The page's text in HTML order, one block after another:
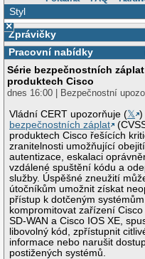
Styl
×
Zprávičky
Pracovní nabídky
Série bezpečnostních
produktech Cisco
dnes 16:00 | Bezpečnostní
Vládní CERT upozorňuje (𝕏 )
bezpečnostních záplat
produktech Cisco řešících
zranitelnosti umožňující obejití
autentizace, eskalaci
vzdálené spuštění kódu a
služby. Úspěšné zneužití
útočníkům umožnit získat
přístup k dotčeným systémům,
kompromitovat zařízení Cisco
SD-WAN a Cisco IOS XE,
libovolný kód, zpřístupnit
informace nebo narušit
postižených systémů.